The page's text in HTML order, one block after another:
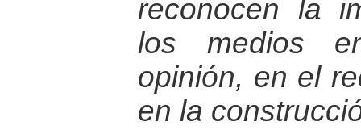
reconocen la
los medios
opinión, en el
en la